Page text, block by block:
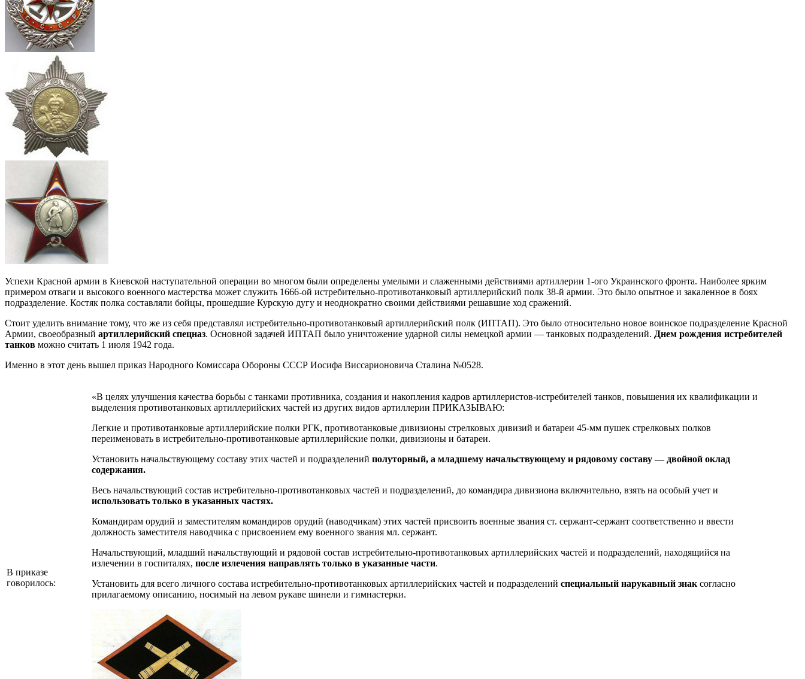
Успехи Красной армии в Киевской наступательной операции во многом были определены умелыми и слаженными действиями артиллерии 1-ого Украинского фронта. Наиболее ярким
примером отваги и высокого военного мастерства может служить 1666-ой истребительно-противотанковый артиллерийский полк 38-й армии. Это было опытное и закаленное в боях
подразделение. Костяк полка составляли бойцы, прошедшие Курскую дугу и неоднократно своими действиями решавшие ход сражений.
Стоит уделить внимание тому, что же из себя представлял истребительно-противотанковый артиллерийский полк (ИПТАП). Это было относительно новое воинское подразделение Красной
Армии, своеобразный артиллерийский спецназ. Основной задачей ИПТАП было уничтожение ударной силы немецкой армии — танковых подразделений. Днем рождения истребителей
танков можно считать 1 июля 1942 года.
Именно в этот день вышел приказ Народного Комиссара Обороны СССР Иосифа Виссарионовича Сталина №0528.
В приказе
говорилось:
«В целях улучшения качества борьбы с танками противника, создания и накопления кадров артиллеристов-истребителей танков, повышения их квалификации и
выделения противотанковых артиллерийских частей из других видов артиллерии ПРИКАЗЫВАЮ:
Легкие и противотанковые артиллерийские полки РГК, противотанковые дивизионы стрелковых дивизий и батареи 45-мм пушек стрелковых полков
переименовать в истребительно-противотанковые артиллерийские полки, дивизионы и батареи.
Установить начальствующему составу этих частей и подразделений полуторный, а младшему начальствующему и рядовому составу — двойной оклад
содержания.
Весь начальствующий состав истребительно-противотанковых частей и подразделений, до командира дивизиона включительно, взять на особый учет и
использовать только в указанных частях.
Командирам орудий и заместителям командиров орудий (наводчикам) этих частей присвоить военные звания ст. сержант-сержант соответственно и ввести
должность заместителя наводчика с присвоением ему военного звания мл. сержант.
Начальствующий, младший начальствующий и рядовой состав истребительно-противотанковых артиллерийских частей и подразделений, находящийся на
излечении в госпиталях, после излечения направлять только в указанные части.
Установить для всего личного состава истребительно-противотанковых артиллерийских частей и подразделений специальный нарукавный знаксогласно
прилагаемому описанию, носимый на левом рукаве шинели и гимнастерки.